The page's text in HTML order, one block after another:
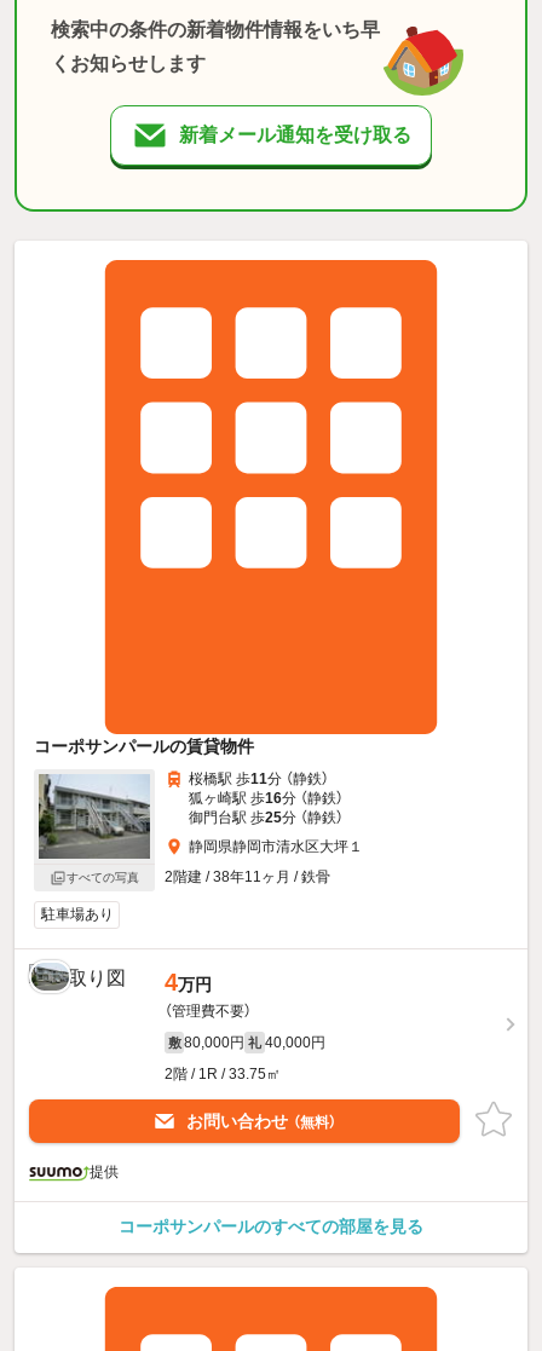
検索中の条件の新着物件情報をいち早
くお知らせします
新着メール通知を受け取る
コーポサンパールの賃貸物件
すべての写真
桜橋駅 歩11分 （静鉄）
狐ヶ崎駅 歩16分 （静鉄）
御門台駅 歩25分 （静鉄）
静岡県静岡市清水区大坪１
2階建 / 38年11ヶ月 / 鉄骨
駐車場あり
4万円
（管理費不要）
敷 80,000円 礼 40,000円
2階 / 1R / 33.75㎡
お問い合わせ （無料）
提供
コーポサンパールのすべての部屋を見る